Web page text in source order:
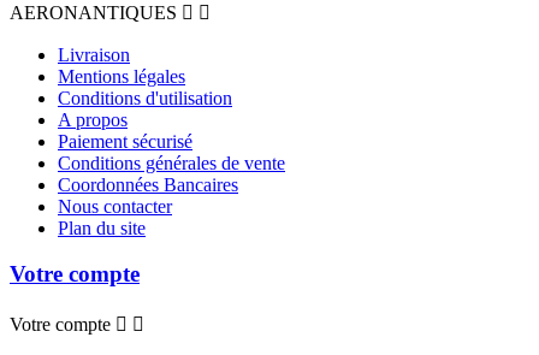
AERONANTIQUES  
Livraison
Mentions légales
Conditions d'utilisation
A propos
Paiement sécurisé
Conditions générales de vente
Coordonnées Bancaires
Nous contacter
Plan du site
Votre compte
Votre compte  